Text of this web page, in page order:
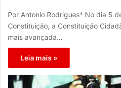
Por Antonio Rodrigues* No dia 5
Constituição, a Constituição
mais avançada…
Leia mais »